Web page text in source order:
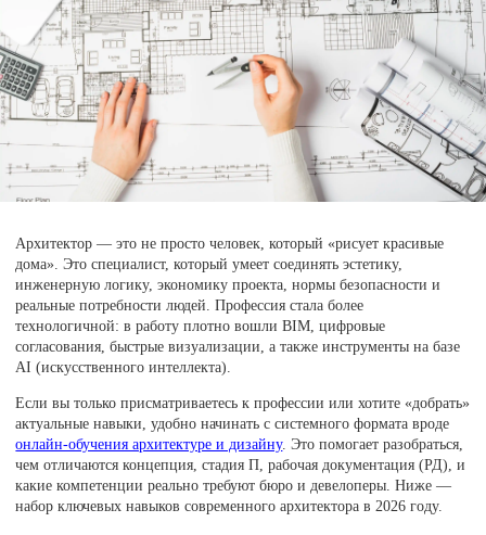
Архитектор — это не просто человек, который «рисует красивые
дома». Это специалист, который умеет соединять эстетику,
инженерную логику, экономику проекта, нормы безопасности и
реальные потребности людей. Профессия стала более
технологичной: в работу плотно вошли BIM, цифровые
согласования, быстрые визуализации, а также инструменты на базе
AI (искусственного интеллекта).
Если вы только присматриваетесь к профессии или хотите «добрать»
актуальные навыки, удобно начинать с системного формата вроде
онлайн-обучения архитектуре и дизайну. Это помогает разобраться,
чем отличаются концепция, стадия П, рабочая документация (РД), и
какие компетенции реально требуют бюро и девелоперы. Ниже —
набор ключевых навыков современного архитектора в 2026 году.